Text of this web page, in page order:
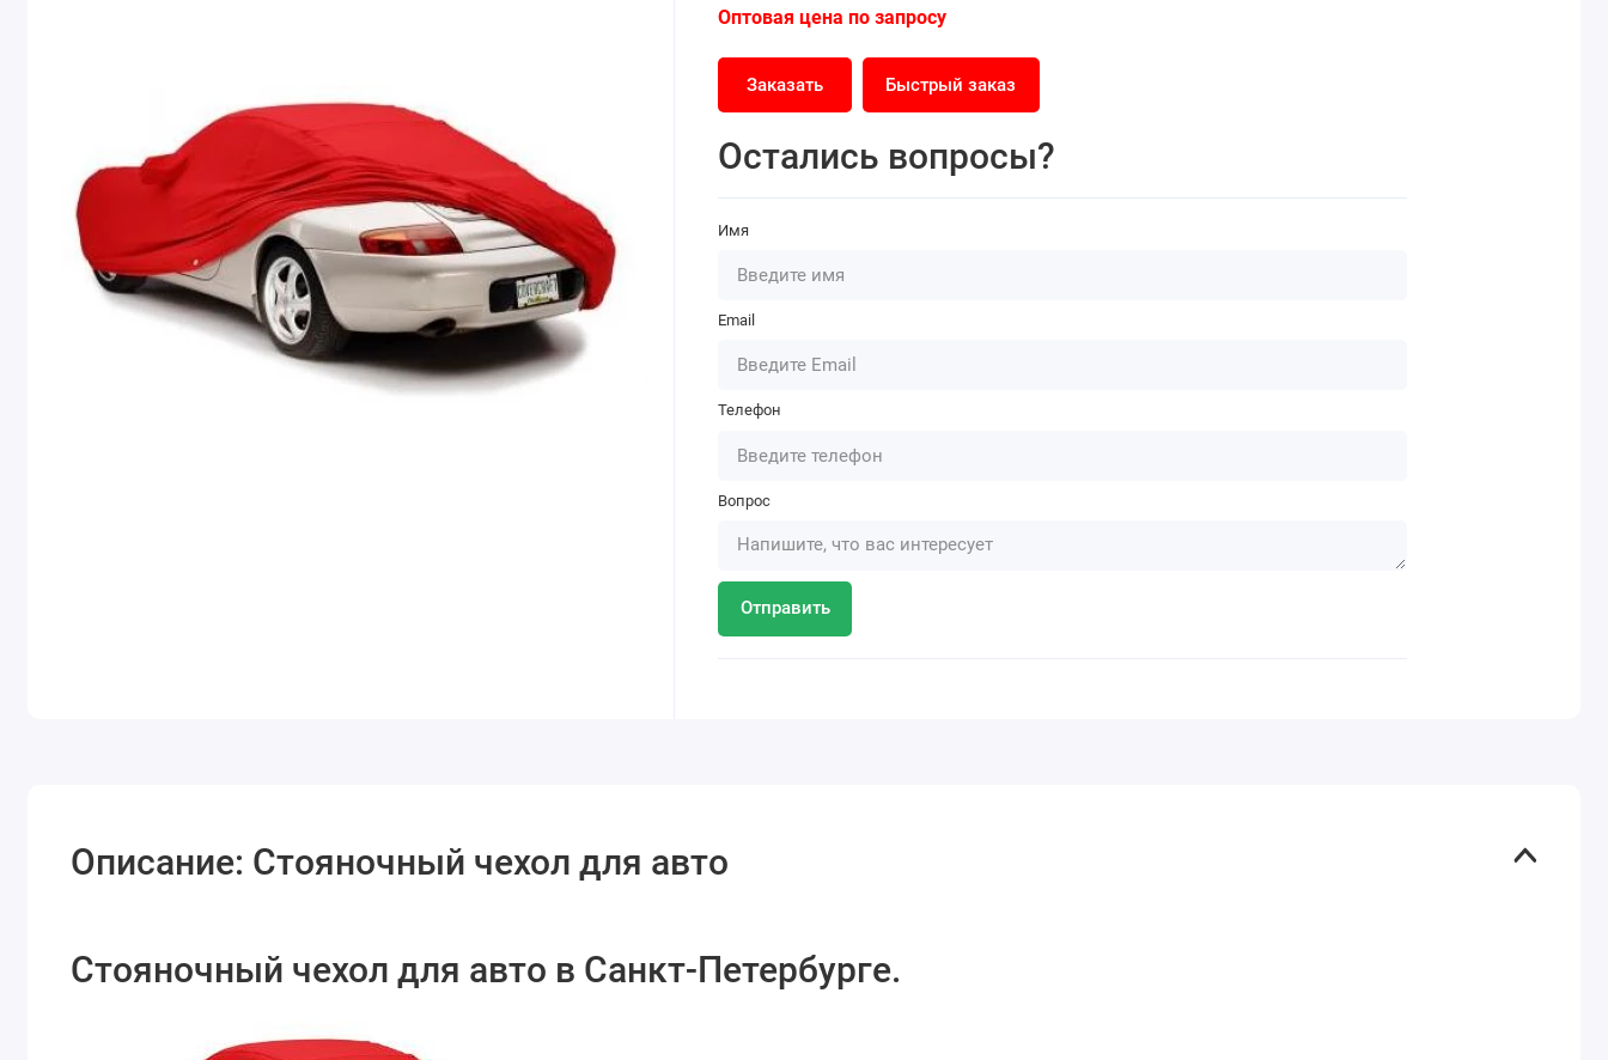
Оптовая цена по запросу
Заказать Быстрый заказ
Остались вопросы?
Имя
Email
Телефон
Вопрос
Отправить
Описание: Стояночный чехол для авто
Стояночный чехол для авто в Санкт-Петербурге.